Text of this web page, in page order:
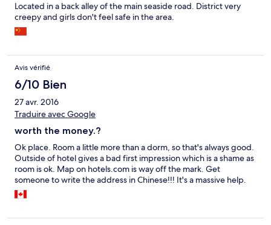
Located in a back alley of the main seaside road. District very
creepy and girls don't feel safe in the area.
Avis vérifié
6/10 Bien
27 avr. 2016
Traduire avec Google
worth the money.?
Ok place. Room a little more than a dorm, so that's always good.
Outside of hotel gives a bad first impression which is a shame as
room is ok. Map on hotels.com is way off the mark. Get
someone to write the address in Chinese!!! It's a massive help.